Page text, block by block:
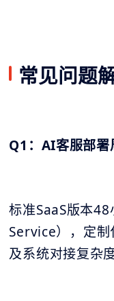
常见问题
Q1：AI客服部署
标准SaaS版本
Service），定
及系统对接复杂